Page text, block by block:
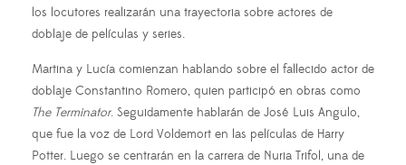
los locutores realizarán una trayectoria sobre actores de
doblaje de películas y series.
Martina y Lucía comienzan hablando sobre el fallecido actor de
doblaje Constantino Romero, quien participó en obras como
The Terminator. Seguidamente hablarán de José Luis Angulo,
que fue la voz de Lord Voldemort en las películas de Harry
Potter. Luego se centrarán en la carrera de Nuria Trifol, una de